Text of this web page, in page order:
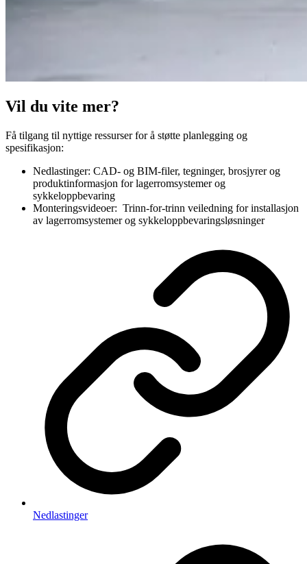
Vil du vite mer?
Få tilgang til nyttige ressurser for å støtte planlegging og
spesifikasjon:
Nedlastinger: CAD- og BIM-filer, tegninger, brosjyrer og
produktinformasjon for lagerromsystemer og
sykkeloppbevaring
Monteringsvideoer: Trinn-for-trinn veiledning for installasjon
av lagerromsystemer og sykkeloppbevaringsløsninger
Nedlastinger